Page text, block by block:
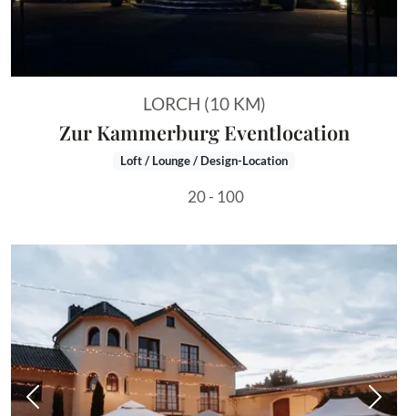
LORCH (10 KM)
Zur Kammerburg Eventlocation
Loft / Lounge / Design-Location
20 - 100
Vorheriges Bild